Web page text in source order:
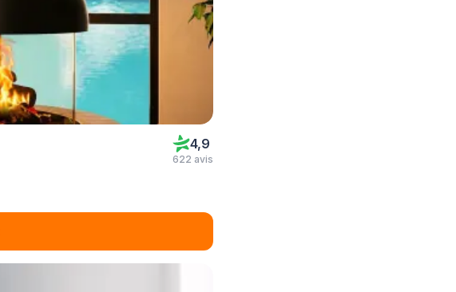
4,9
622 avis